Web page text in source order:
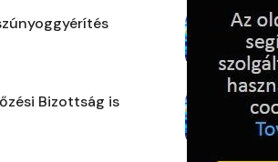
Bizottság is